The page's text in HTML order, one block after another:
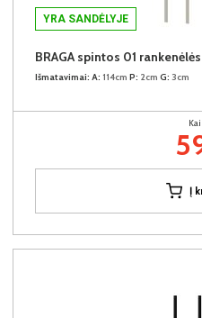
YRA SANDĖLYJE
BRAGA spintos 01
Išmatavimai: A: 114cm P: 2cm G: 3cm
Į